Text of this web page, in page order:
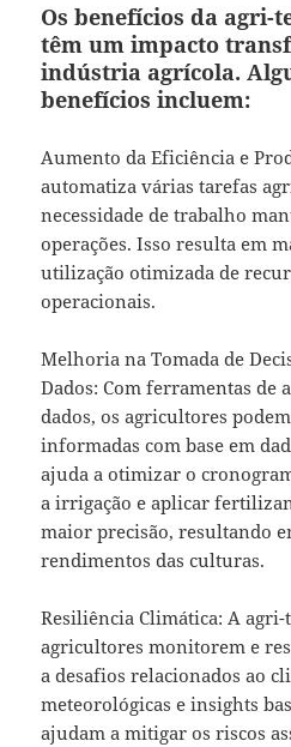
Os benefícios da agri-
têm um impacto
indústria agrícola.
benefícios incluem:
Aumento da Eficiência e
automatiza várias tarefas
necessidade de trabalho
operações. Isso resulta em
utilização otimizada de
operacionais.
Melhoria na Tomada de
Dados: Com ferramentas de
dados, os agricultores
informadas com base em
ajuda a otimizar o
a irrigação e aplicar
maior precisão, resultando
rendimentos das culturas.
Resiliência Climática: A
agricultores monitorem e
a desafios relacionados ao
meteorológicas e insights
ajudam a mitigar os riscos